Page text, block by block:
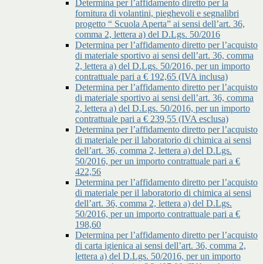
Determina per l’affidamento diretto per la
fornitura di volantini, pieghevoli e segnalibri
progetto “ Scuola Aperta” ai sensi dell’art. 36,
comma 2, lettera a) del D.Lgs. 50/2016
Determina per l’affidamento diretto per l’acquisto
di materiale sportivo ai sensi dell’art. 36, comma
2, lettera a) del D.Lgs. 50/2016, per un importo
contrattuale pari a € 192,65 (IVA inclusa)
Determina per l’affidamento diretto per l’acquisto
di materiale sportivo ai sensi dell’art. 36, comma
2, lettera a) del D.Lgs. 50/2016, per un importo
contrattuale pari a € 239,55 (IVA esclusa)
Determina per l’affidamento diretto per l’acquisto
di materiale per il laboratorio di chimica ai sensi
dell’art. 36, comma 2, lettera a) del D.Lgs.
50/2016, per un importo contrattuale pari a €
422,56
Determina per l’affidamento diretto per l’acquisto
di materiale per il laboratorio di chimica ai sensi
dell’art. 36, comma 2, lettera a) del D.Lgs.
50/2016, per un importo contrattuale pari a €
198,60
Determina per l’affidamento diretto per l’acquisto
di carta igienica ai sensi dell’art. 36, comma 2,
lettera a) del D.Lgs. 50/2016, per un importo